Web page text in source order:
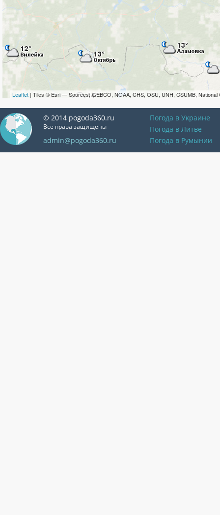
Leaflet | Tiles © Esri — Sources: GEBCO, NOAA, CHS, OSU, UNH, CSUMB, National
© 2014 pogoda360.ru
Все права защищены
admin@pogoda360.ru
Погода в Украине
Погода в Литве
Погода в Румынии